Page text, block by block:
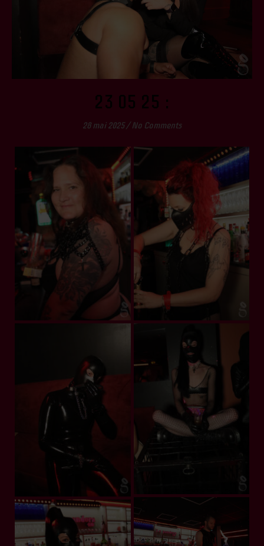
23 05 25 :
28 mai 2025 / No Comments